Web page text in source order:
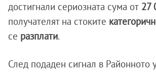
достигнали сериозната сума от 27
получателят на стоките
се разплати.
След подаден сигнал в Районното